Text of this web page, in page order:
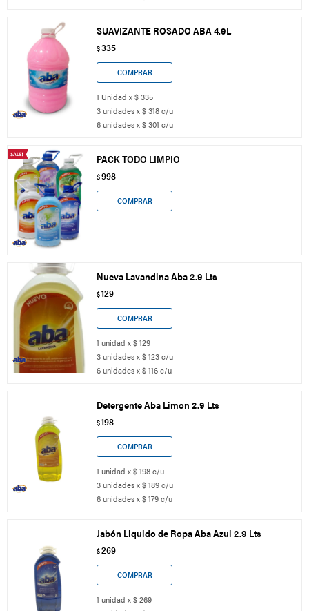
SUAVIZANTE ROSADO ABA 4.9L
$335
1 Unidad x $ 335
3 unidades x $ 318 c/u
6 unidades x $ 301 c/u
PACK TODO LIMPIO
$998
Nueva Lavandina Aba 2.9 Lts
$129
1 unidad x $ 129
3 unidades x $ 123 c/u
6 unidades x $ 116 c/u
Detergente Aba Limon 2.9 Lts
$198
1 unidad x $ 198 c/u
3 unidades x $ 189 c/u
6 unidades x $ 179 c/u
Jabón Liquido de Ropa Aba Azul 2.9 Lts
$269
1 unidad x $ 269